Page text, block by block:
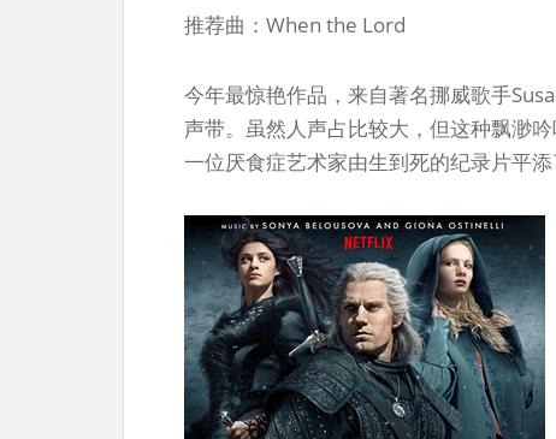
推荐曲：When the Lord
今年最惊艳作品，来自著名挪威歌手
声带。虽然人声占比较大，但这种飘渺
一位厌食症艺术家由生到死的纪录片平添